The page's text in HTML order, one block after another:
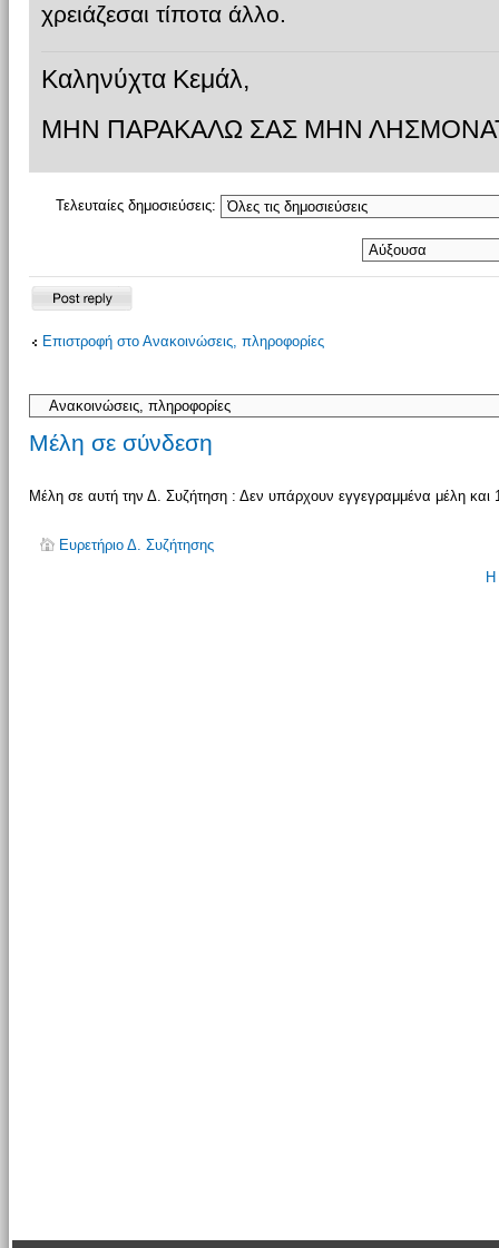
χρειάζεσαι τίποτα άλλο.
Καληνύχτα Κεμάλ,
ΜΗΝ ΠΑΡΑΚΑΛΩ ΣΑΣ ΜΗΝ
Τελευταίες δημοσιεύσεις:
Δημιουργία
απάντησης
Επιστροφή στο Ανακοινώσεις, πληροφορίες
Μέλη σε σύνδεση
Μέλη σε αυτή την Δ. Συζήτηση : Δεν υπάρχουν εγγεγραμμένα μέλη και
Ευρετήριο Δ. Συζήτησης
Η